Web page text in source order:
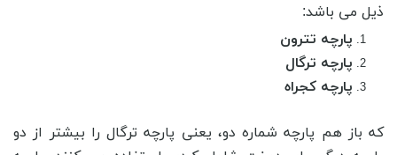
ذیل می باشد:
پارچه تترون
پارچه ترگال
پارچه کجراه
که باز هم پارچه شماره دو، یعنی پارچه ترگال را بیشتر از دو